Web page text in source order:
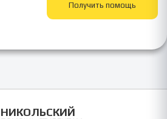
Получить помощь
НИКОЛЬСКИЙ